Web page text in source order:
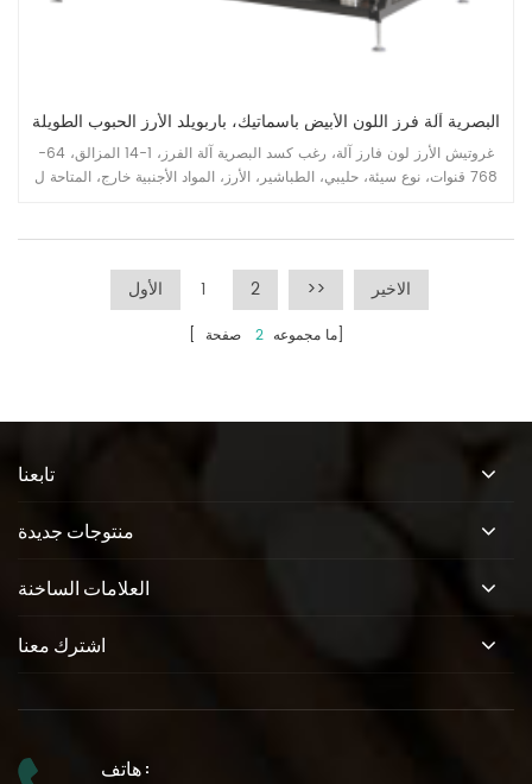
البصرية آلة فرز اللون الأبيض باسماتيك، باربويلد الأرز الحبوب الطويلة
غروتيش الأرز لون فارز آلة، رغب كسد البصرية آلة الفرز، 1-14 المزالق، 64-
768 قنوات، نوع سيئة، حليبي، الطباشير، الأرز، المواد الأجنبية خارج، المتاحة ل
الأول 1 2 >> الاخير
[ ما مجموعه2 صفحة]
تابعنا
منتوجات جديدة
العلامات الساخنة
اشترك معنا
هاتف :